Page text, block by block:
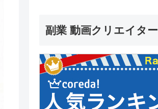
副業 動画クリエイター